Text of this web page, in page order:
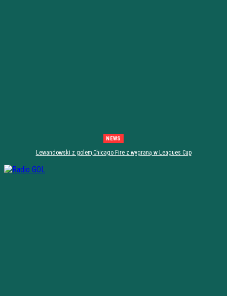
NEWS
Lewandowski z golem,Chicago Fire z wygraną w Leagues Cup